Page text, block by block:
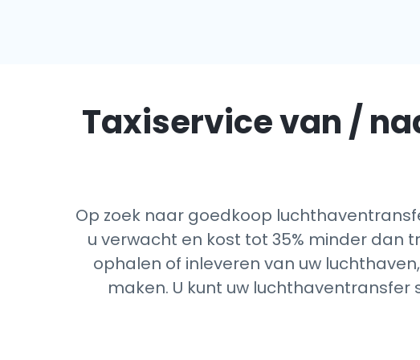
Taxiservice van /
Op zoek naar goedkoop
u verwacht en kost tot 35% minder dan
ophalen of inleveren van uw
maken. U kunt uw